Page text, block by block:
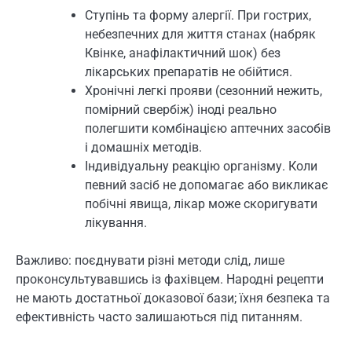
Ступінь та форму алергії. При гострих,
небезпечних для життя станах (набряк
Квінке, анафілактичний шок) без
лікарських препаратів не обійтися.
Хронічні легкі прояви (сезонний нежить,
помірний свербіж) іноді реально
полегшити комбінацією аптечних засобів
і домашніх методів.
Індивідуальну реакцію організму. Коли
певний засіб не допомагає або викликає
побічні явища, лікар може скоригувати
лікування.
Важливо: поєднувати різні методи слід, лише
проконсультувавшись із фахівцем. Народні рецепти
не мають достатньої доказової бази; їхня безпека та
ефективність часто залишаються під питанням.